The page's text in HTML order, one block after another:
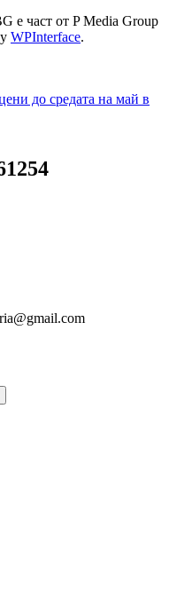
е част от P Media Group
WPInterface.
до средата на май в